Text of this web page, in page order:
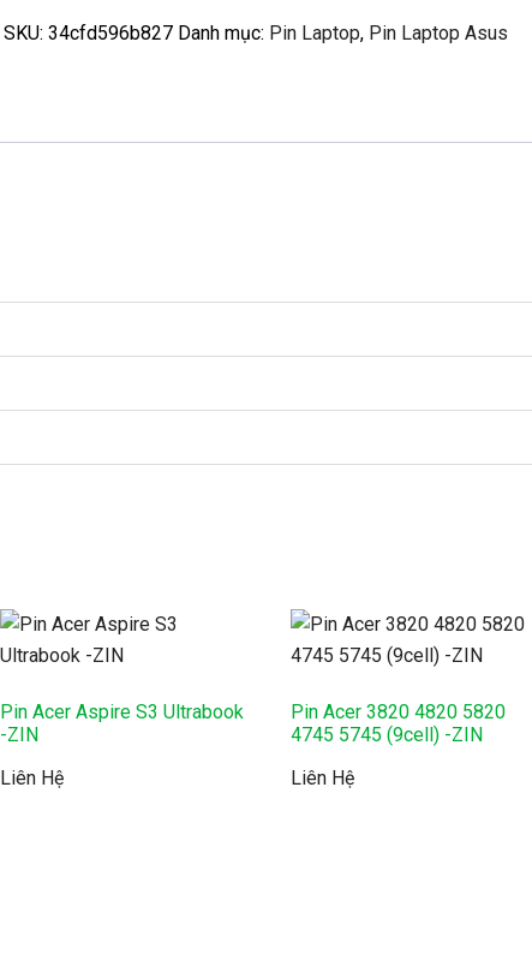
SKU: 34cfd596b827 Danh mục: Pin Laptop, Pin Laptop Asus
Pin Acer Aspire S3 Ultrabook
-ZIN
Liên Hệ
Pin Acer 3820 4820 5820
4745 5745 (9cell) -ZIN
Liên Hệ